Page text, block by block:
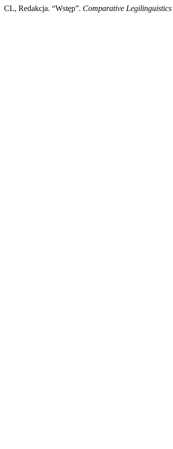
CL, Redakcja. “Wstęp”. Comparative Legilinguistics